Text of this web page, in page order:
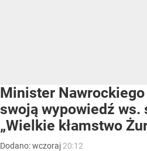
Minister Nawrockiego
swoją wypowiedź ws.
„Wielkie kłamstwo
Dodano:wczoraj 20:12